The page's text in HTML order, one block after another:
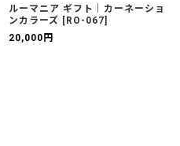
ルーマニア ギフト｜カーネーショ
ンカラーズ [ RO-067]
20,000 円